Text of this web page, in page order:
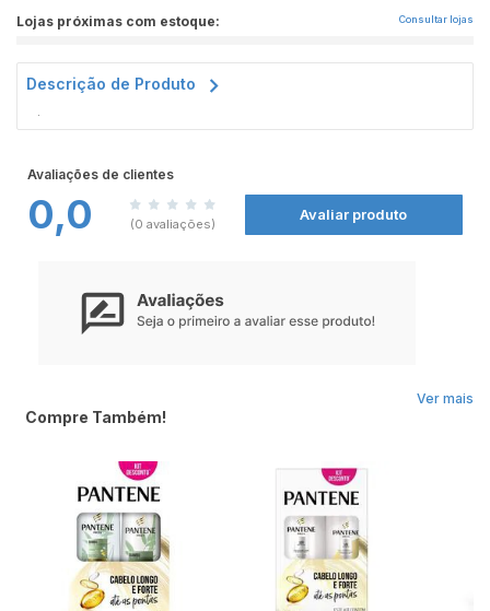
Lojas próximas com estoque: Consultar lojas
Descrição de Produto
Avaliações de clientes
0,0 (0 avaliações)
Avaliar produto
Ver mais
Compre Também!